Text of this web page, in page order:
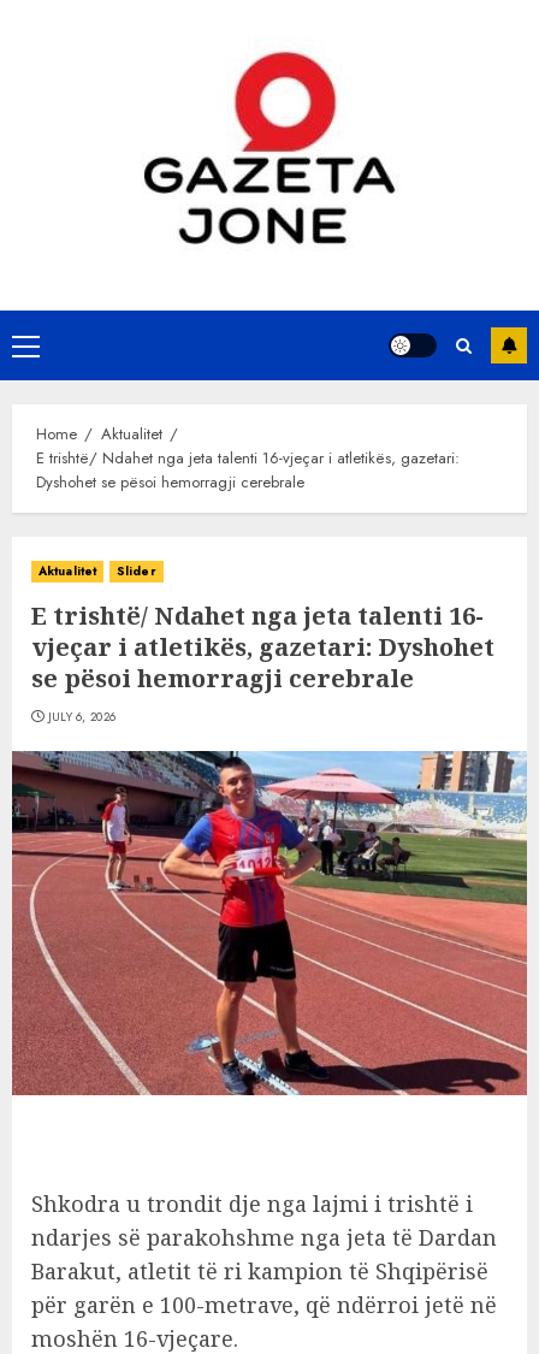
Primary
Menu
Home
Aktualitet
E trishtë/ Ndahet nga jeta talenti 16-vjeçar i atletikës, gazetari:
Dyshohet se pësoi hemorragji cerebrale
Aktualitet Slider
E trishtë/ Ndahet nga jeta talenti 16-
vjeçar i atletikës, gazetari: Dyshohet
se pësoi hemorragji cerebrale
JULY 6, 2026
Shkodra u trondit dje nga lajmi i trishtë i
ndarjes së parakohshme nga jeta të Dardan
Barakut, atletit të ri kampion të Shqipërisë
për garën e 100-metrave, që ndërroi jetë në
moshën 16-vjeçare.